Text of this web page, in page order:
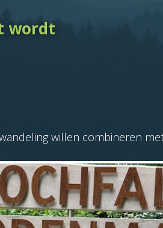
wordt
willen combineren